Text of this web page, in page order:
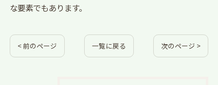
な要素でもあります。
< 前のページ 一覧に戻る 次のページ >